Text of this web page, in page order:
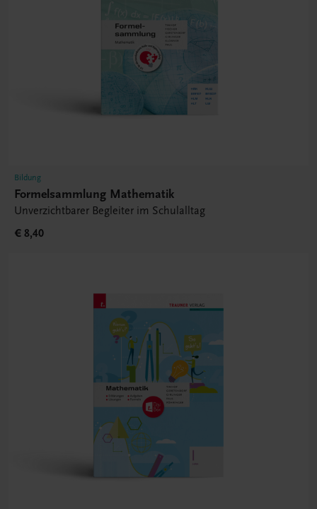
Bildung
Formelsammlung Mathematik
Unverzichtbarer Begleiter im Schulalltag
€ 8,40